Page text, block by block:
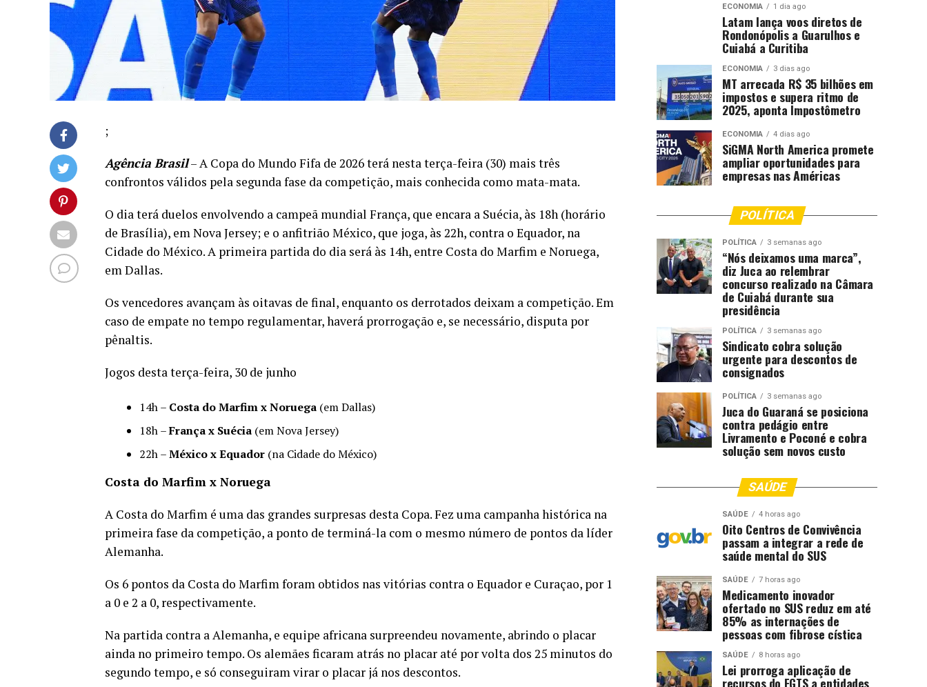
;
Agência Brasil– A Copa do Mundo Fifa de 2026 terá nesta terça-feira (30) mais três
confrontos válidos pela segunda fase da competição, mais conhecida como mata-mata.
O dia terá duelos envolvendo a campeã mundial França, que encara a Suécia, às 18h (horário
de Brasília), em Nova Jersey; e o anfitrião México, que joga, às 22h, contra o Equador, na
Cidade do México. A primeira partida do dia será às 14h, entre Costa do Marfim e Noruega,
em Dallas.
Os vencedores avançam às oitavas de final, enquanto os derrotados deixam a competição. Em
caso de empate no tempo regulamentar, haverá prorrogação e, se necessário, disputa por
pênaltis.
Jogos desta terça-feira, 30 de junho
14h – Costa do Marfim x Noruega (em Dallas)
18h –França x Suécia (em Nova Jersey)
22h –México x Equador (na Cidade do México)
Costa do Marfim x Noruega
A Costa do Marfim é uma das grandes surpresas desta Copa. Fez uma campanha histórica na
primeira fase da competição, a ponto de terminá-la com o mesmo número de pontos da líder
Alemanha.
Os 6 pontos da Costa do Marfim foram obtidos nas vitórias contra o Equador e Curaçao, por 1
a 0 e 2 a 0, respectivamente.
Na partida contra a Alemanha, e equipe africana surpreendeu novamente, abrindo o placar
ainda no primeiro tempo. Os alemães ficaram atrás no placar até por volta dos 25 minutos do
segundo tempo, e só conseguiram virar o placar já nos descontos.
ECONOMIA 1 dia ago
Latam lança voos diretos de
Rondonópolis a Guarulhos e
Cuiabá a Curitiba
ECONOMIA 3 dias ago
MT arrecada R$ 35 bilhões em
impostos e supera ritmo de
2025, aponta Impostômetro
ECONOMIA 4 dias ago
SiGMA North America promete
ampliar oportunidades para
empresas nas Américas
POLÍTICA
POLÍTICA 3 semanas ago
“Nós deixamos uma marca”,
diz Juca ao relembrar
concurso realizado na Câmara
de Cuiabá durante sua
presidência
POLÍTICA 3 semanas ago
Sindicato cobra solução
urgente para descontos de
consignados
POLÍTICA 3 semanas ago
Juca do Guaraná se posiciona
contra pedágio entre
Livramento e Poconé e cobra
solução sem novos custo
SAÚDE
SAÚDE 4 horas ago
Oito Centros de Convivência
passam a integrar a rede de
saúde mental do SUS
SAÚDE 7 horas ago
Medicamento inovador
ofertado no SUS reduz em até
85% as internações de
pessoas com fibrose cística
SAÚDE 8 horas ago
Lei prorroga aplicação de
recursos do FGTS a entidades